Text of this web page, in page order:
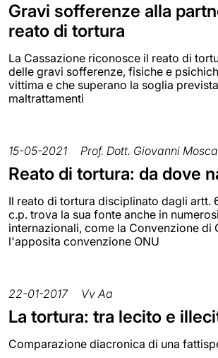
Gravi sofferenze alla
reato di tortura
La Cassazione riconosce il reato di
delle gravi sofferenze, fisiche e
vittima e che superano la soglia
maltrattamenti
15-05-2021 Prof. Dott. Giovanni
Reato di tortura: da dove
Il reato di tortura disciplinato dagli artt.
c.p. trova la sua fonte anche in
internazionali, come la Convenzione di
l'apposita convenzione ONU
22-01-2017 Vv Aa
La tortura: tra lecito e
Comparazione diacronica di una